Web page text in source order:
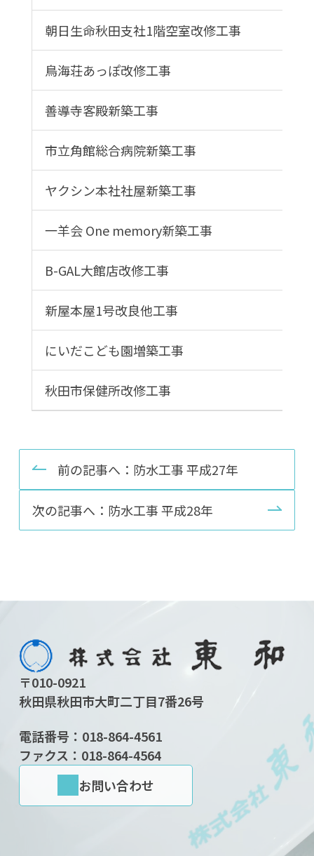
朝日生命秋田支社1階空室改修工事
鳥海荘あっぽ改修工事
善導寺客殿新築工事
市立角館総合病院新築工事
ヤクシン本社社屋新築工事
一羊会 One memory新築工事
B-GAL大館店改修工事
新屋本屋1号改良他工事
にいだこども園増築工事
秋田市保健所改修工事
前の記事へ：防水工事 平成27年
次の記事へ：防水工事 平成28年
〒010-0921
秋田県秋田市大町二丁目7番26号
電話番号： 018-864-4561
ファクス：018-864-4564
お問い合わせ